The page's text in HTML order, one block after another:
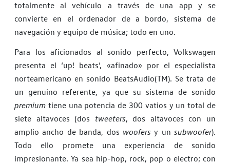
totalmente al vehículo a través de una app y se
convierte en el ordenador de a bordo, sistema de
navegación y equipo de música; todo en uno.
Para los aficionados al sonido perfecto, Volkswagen
presenta el ‘up! beats’, «afinado» por el especialista
norteamericano en sonido BeatsAudio(TM). Se trata de
un genuino referente, ya que su sistema de sonido
premium tiene una potencia de 300 vatios y un total de
siete altavoces (dos tweeters, dos altavoces con un
amplio ancho de banda, dos woofersy un subwoofer).
Todo ello promete una experiencia de sonido
impresionante. Ya sea hip-hop, rock, pop o electro; con